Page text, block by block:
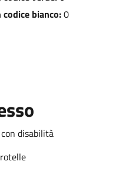
bianco:0
disabilità